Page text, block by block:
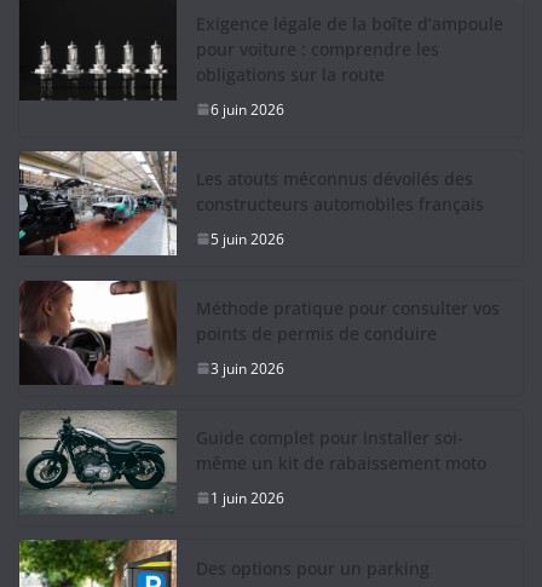
Exigence légale de la boîte d’ampoule
pour voiture : comprendre les
obligations sur la route
6 juin 2026
Les atouts méconnus dévoilés des
constructeurs automobiles français
5 juin 2026
Méthode pratique pour consulter vos
points de permis de conduire
3 juin 2026
Guide complet pour installer soi-
même un kit de rabaissement moto
1 juin 2026
Des options pour un parking